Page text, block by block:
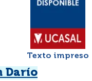
Texto impreso
Darío